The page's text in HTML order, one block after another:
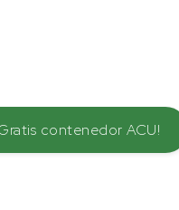
contenedor ACU!